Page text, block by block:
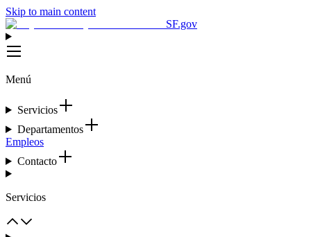
Skip to main content
SF.gov
Menú
Servicios
Departamentos
Empleos
Contacto
Servicios